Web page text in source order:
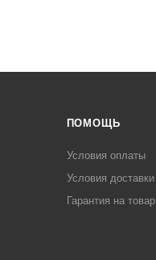
ПОМОЩЬ
Условия оплаты
Условия доставки
Гарантия на товар